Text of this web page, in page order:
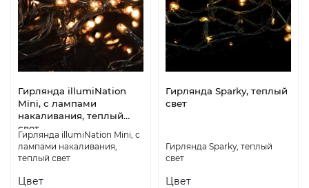
Гирлянда illumiNation
Mini, с лампами
накаливания, теплый
свет
Гирлянда illumiNation Mini, с
лампами накаливания,
теплый свет
Цвет
Гирлянда Sparky, теплый
свет
Гирлянда Sparky, теплый
свет
Цвет